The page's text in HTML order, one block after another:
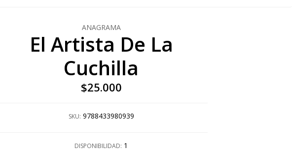
ANAGRAMA
El Artista De La
Cuchilla
$25.000
SKU: 9788433980939
DISPONIBILIDAD: 1